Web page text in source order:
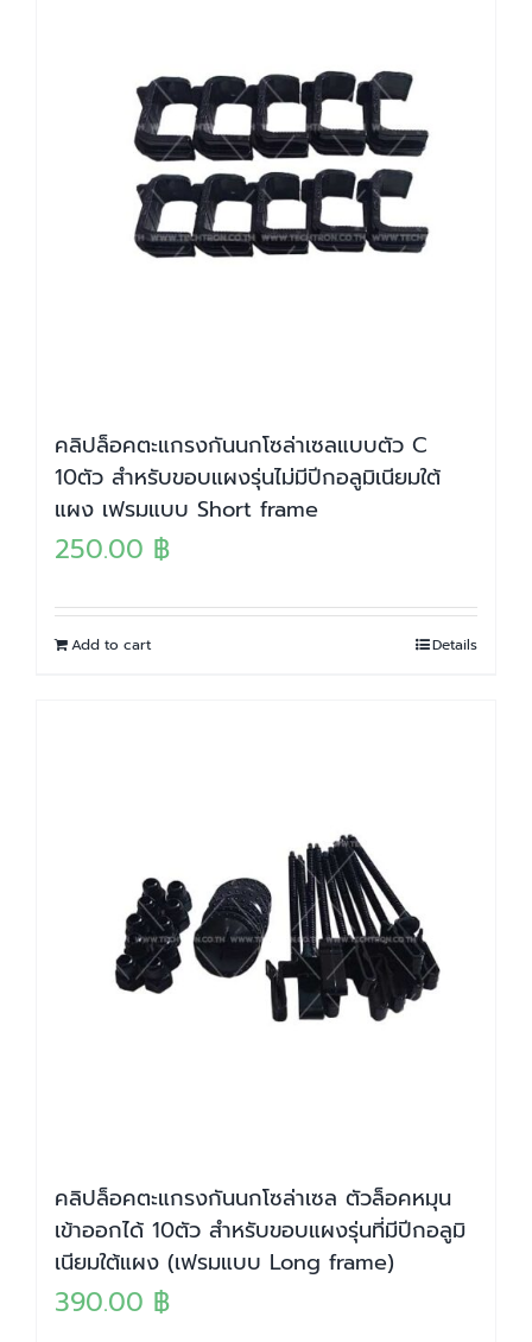
คลิปล็อคตะแกรงกันนกโซล่าเซลแบบตัว C
10ตัว สำหรับขอบแผงรุ่นไม่มีปีกอลูมิเนียมใต้
แผง เฟรมแบบ Short frame
250.00 ฿
Add to cart Details
คลิปล็อคตะแกรงกันนกโซล่าเซล ตัวล็อคหมุน
เข้าออกได้ 10ตัว สำหรับขอบแผงรุ่นที่มีปีกอลูมิ
เนียมใต้แผง (เฟรมแบบ Long frame)
390.00 ฿